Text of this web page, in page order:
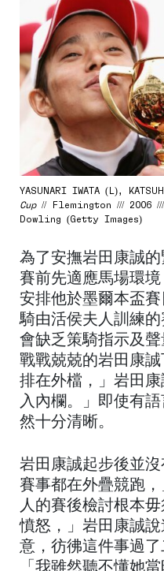
YASUNARI IWATA (L),
Cup// Flemington /// 2006
Dowling (Getty Images)
為了安撫岩田康誠
賽前先適應馬場環
安排他於墨爾本盃
騎由活侯夫人訓練
會缺乏策騎指示及
戰戰兢兢的岩田康
排在外檔，」岩田
入內欄。」即使有
然十分清晰。
岩田康誠起步後並
賽事都在外疊競跑
人的賽後檢討根本
憤怒，」岩田康誠
意，彷彿這件事過了